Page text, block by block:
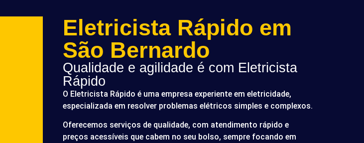
Eletricista Rápido em
São Bernardo
Qualidade e agilidade é com Eletricista
Rápido
O Eletricista Rápido é uma empresa experiente em eletricidade,
especializada em resolver problemas elétricos simples e complexos.
Oferecemos serviços de qualidade, com atendimento rápido e
preços acessíveis que cabem no seu bolso, sempre focando em